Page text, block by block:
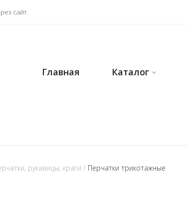
сайт.
Главная Каталог
рукавицы, краги / Перчатки трикотажные